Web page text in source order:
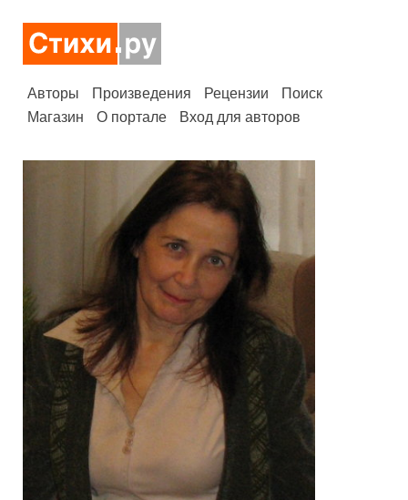
Авторы Произведения Рецензии
Поиск
Магазин
О портале Вход для авторов